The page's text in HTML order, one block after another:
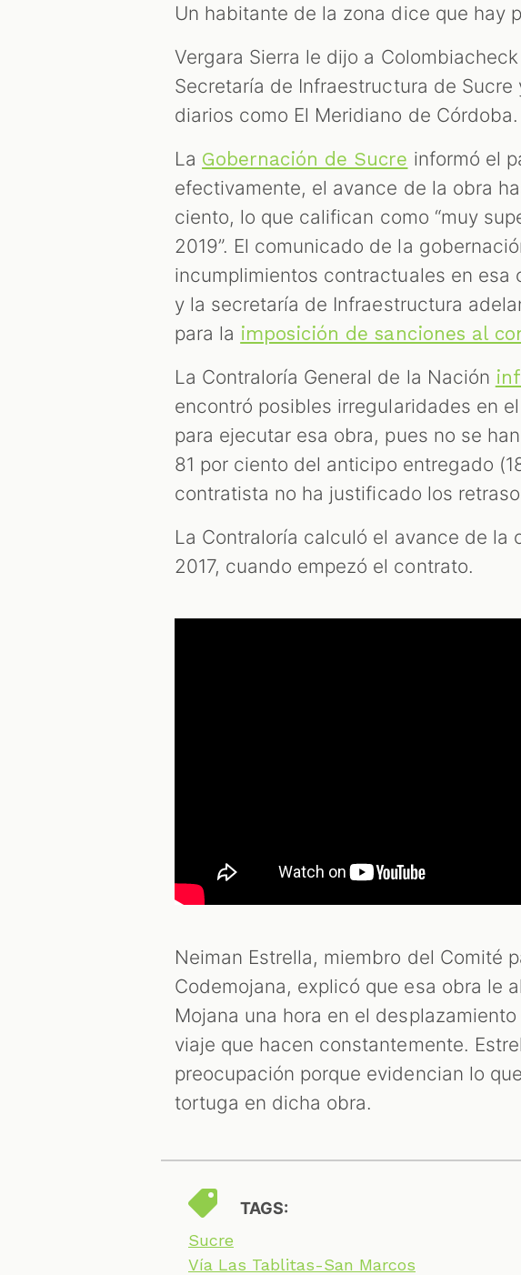
Un habitante de la zona dice que hay
Vergara Sierra le dijo a
Secretaría de Infraestructura de
diarios como El Meridiano de Córdoba.
La Gobernación de Sucre informó el
efectivamente, el avance de la obra
ciento, lo que califican como “muy
2019”. El comunicado de la
incumplimientos contractuales en esa
y la secretaría de Infraestructura
para la imposición de sanciones al
La Contraloría General de la Nación
encontró posibles irregularidades en
para ejecutar esa obra, pues no se
81 por ciento del anticipo entregado
contratista no ha justificado los
La Contraloría calculó el avance de la
2017, cuando empezó el contrato.
Neiman Estrella, miembro del Comité
Codemojana, explicó que esa obra le
Mojana una hora en el
viaje que hacen constantemente.
preocupación porque evidencian lo
tortuga en dicha obra.
TAGS:
Sucre
Vía Las Tablitas-San Marcos